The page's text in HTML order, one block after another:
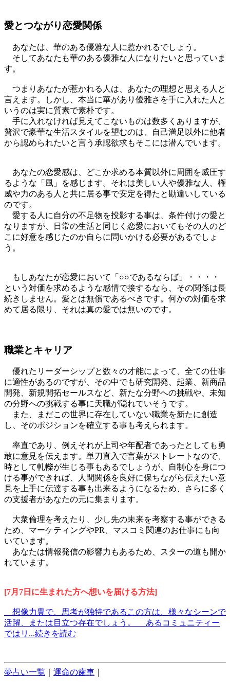
愛とつながり恋愛関係
あなたは、華のある優雅な人に惹かれるでしょう。
そしてあなたも華のある優雅な人になりたいと思っていま
す。
つまりあなたが惹かれる人は、あなたの理想と思える人と
言えます。しかし、本当に華があり優雅さを手に入れた人と
いうのは実に質素で素朴です。
手に入れなければ見えてこないものは数多くありますが、
贅沢で豪華な生活スタイルを望むのは、自己満足以外に他者
から認められたいと言う承認欲求もそこには潜んでいます。
あなたの恋愛感は、どこか求める本質以外に周囲を威圧す
るような「風」を感じます。それは美しい人や優雅な人、権
威や力のある人と共に居る事で安定を得たと勘違いしている
のです。
愛する人に自分の不足物を投影する事は、条件付けの愛と
なりますが、日常の生活と同じく恋愛においてもその人のど
こに好意を感じたのか自らに問いかける必要があるでしょ
う。
もしあなたが恋愛において「○○であるならば」・・・・
という対価を求めるような感情で接するなら、その関係は長
続きしません。愛とは無償であるべきです。何かの対価を求
めて居る限り、それは真の愛では無いのです。
職業とキャリア
優れたリーダーシップと数々の才能によって、全ての仕事
に適性があるのですが、その中でも研究開発、起業、新商品
開発、新規開拓セールスなど、新たな分野への挑戦や、未知
の分野への挑戦する事に天職が隠れていそうです。
また、まだこの世界に存在していない職業を新たに創造
し、そのポジションを確立する事も考えられます。
率直であり、例えそれが上司や年配者であったとしても勇
敢に意見を伝えます。単刀直入で言葉がストレートなので、
時として軋轢が生じる事もあるでしょうが、自制心を身につ
ける事ができれば、人間関係を良好に保ちながら伝えたい意
見を上手に伝達する事も出来るようになるため、さらに多く
の支援者があなたの元に集まります。
大衆倫理を考えたり、少し先の未来を考察する事ができる
ため、マーケティングやPR、マスコミ関連のお仕事にも向
いています。
あなたは情報発信の影響力もあるため、スターの道も開か
れています。
[7月7日に生まれた方へ想いを届ける方法]
想像力豊で、思考が独特であるこの方は、様々なシーンで
活躍、または目立つ存在でしょう。 あるコミュニティー
ではリ...続きを読む
夢占い一覧 運命の歯車